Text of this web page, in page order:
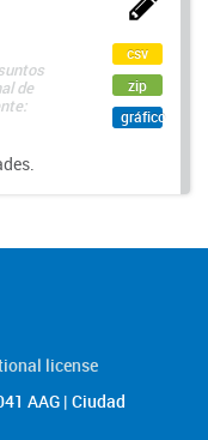
de
csv
zip
gráfico
license
AAG | Ciudad